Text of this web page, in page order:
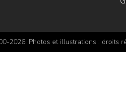
2026. Photos et illustrations : droits